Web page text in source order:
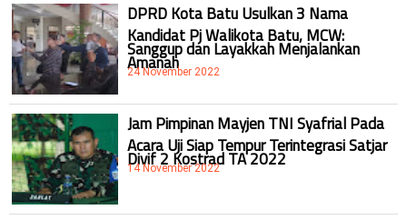
DPRD Kota Batu Usulkan 3 Nama
Kandidat Pj Walikota Batu, MCW:
Sanggup dan Layakkah Menjalankan
Amanah
24 November 2022
Jam Pimpinan Mayjen TNI Syafrial Pada
Acara Uji Siap Tempur Terintegrasi Satjar
Divif 2 Kostrad TA 2022
14 November 2022